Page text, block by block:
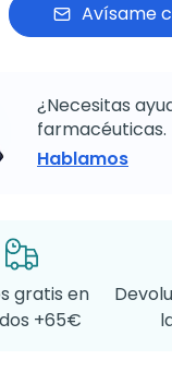
Avísame
¿Necesitas
farmacéuticas.
Hablamos
gratis en
+65€